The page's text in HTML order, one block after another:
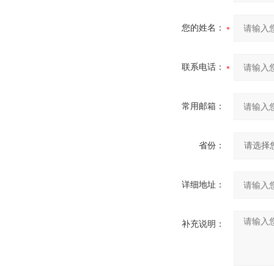
您的姓名：
联系电话：
常用邮箱：
省份：
详细地址：
补充说明：